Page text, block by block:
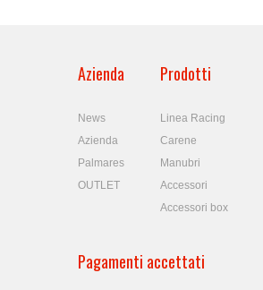
Azienda
News
Azienda
Palmares
OUTLET
Prodotti
Linea Racing
Carene
Manubri
Accessori
Accessori box
Pagamenti accettati